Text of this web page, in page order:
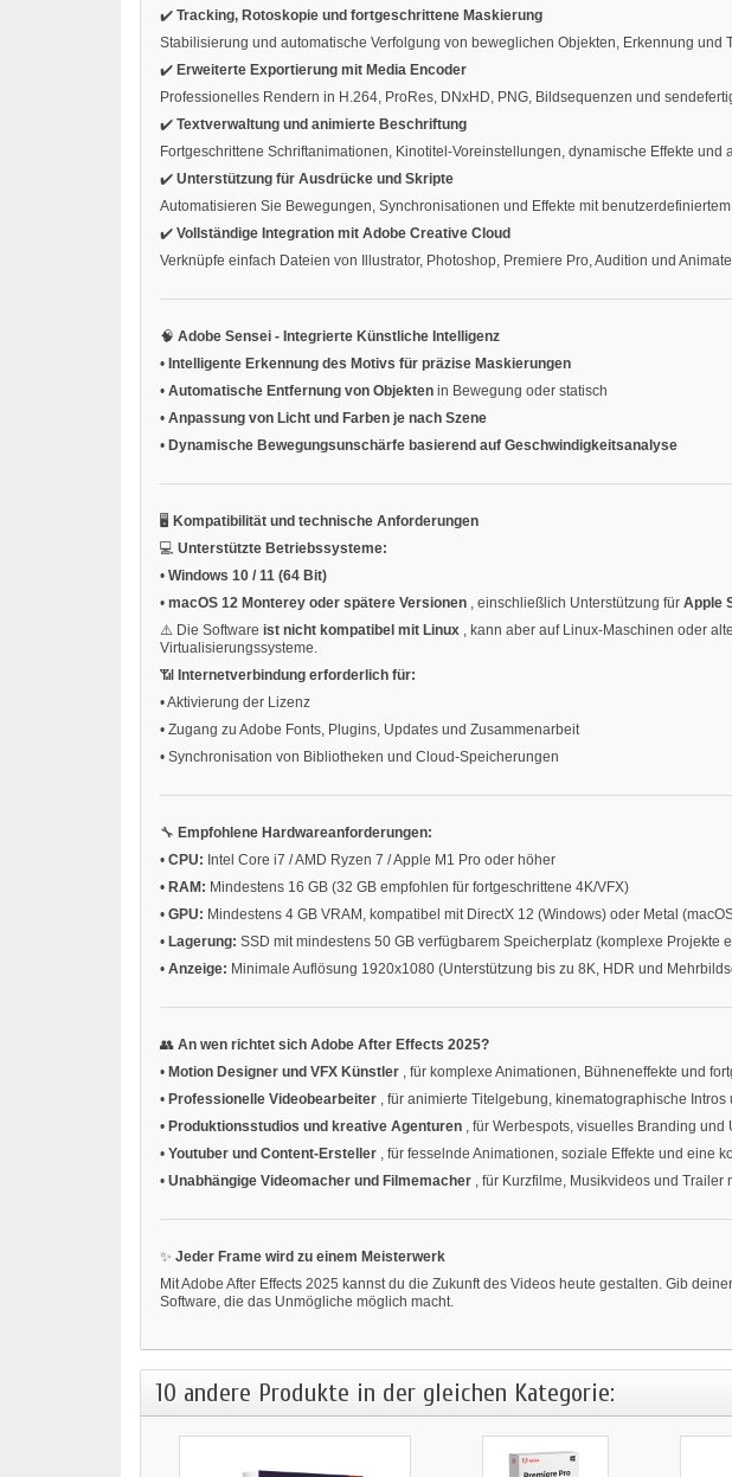
✔️ Tracking, Rotoskopie und fortgeschrittene Maskierung
Stabilisierung und automatische Verfolgung von beweglichen Objekten, Erkennung und
✔️ Erweiterte Exportierung mit Media Encoder
Professionelles Rendern in H.264, ProRes, DNxHD, PNG, Bildsequenzen und
✔️ Textverwaltung und animierte Beschriftung
Fortgeschrittene Schriftanimationen, Kinotitel-Voreinstellungen, dynamische Effekte und
✔️ Unterstützung für Ausdrücke und Skripte
Automatisieren Sie Bewegungen, Synchronisationen und Effekte mit
✔️ Vollständige Integration mit Adobe Creative Cloud
Verknüpfe einfach Dateien von Illustrator, Photoshop, Premiere Pro, Audition und
🧠 Adobe Sensei - Integrierte Künstliche Intelligenz
• Intelligente Erkennung des Motivs für präzise Maskierungen
• Automatische Entfernung von Objekten in Bewegung oder statisch
• Anpassung von Licht und Farben je nach Szene
• Dynamische Bewegungsunschärfe basierend auf Geschwindigkeitsanalyse
🖥️ Kompatibilität und technische Anforderungen
💻 Unterstützte Betriebssysteme:
• Windows 10 / 11 (64 Bit)
• macOS 12 Monterey oder spätere Versionen , einschließlich Unterstützung für Apple
⚠️ Die Software ist nicht kompatibel mit Linux , kann aber auf Linux-Maschinen oder
Virtualisierungssysteme.
📶
Internetverbindung erforderlich für:
•Aktivierung der Lizenz
• Zugang zu Adobe Fonts, Plugins, Updates und Zusammenarbeit
• Synchronisation von Bibliotheken und Cloud-Speicherungen
🔧 Empfohlene Hardwareanforderungen:
• CPU: Intel Core i7 / AMD Ryzen 7 / Apple M1 Pro oder höher
• RAM: Mindestens 16 GB (32 GB empfohlen für fortgeschrittene 4K/VFX)
• GPU: Mindestens 4 GB VRAM, kompatibel mit DirectX 12 (Windows) oder Metal
• Lagerung: SSD mit mindestens 50 GB verfügbarem Speicherplatz (komplexe Projekte
• Anzeige: Minimale Auflösung 1920x1080 (Unterstützung bis zu 8K, HDR und
👥 An wen richtet sich Adobe After Effects 2025?
• Motion Designer und VFX Künstler , für komplexe Animationen, Bühneneffekte und
• Professionelle Videobearbeiter , für animierte Titelgebung, kinematographische
• Produktionsstudios und kreative Agenturen , für Werbespots, visuelles Branding und
• Youtuber und Content-Ersteller , für fesselnde Animationen, soziale Effekte und eine
• Unabhängige Videomacher und Filmemacher , für Kurzfilme, Musikvideos und Trailer
✨ Jeder Frame wird zu einem Meisterwerk
Mit Adobe After Effects 2025 kannst du die Zukunft des Videos heute gestalten. Gib
Software, die das Unmögliche möglich macht.
10 andere Produkte in der gleichen Kategorie: